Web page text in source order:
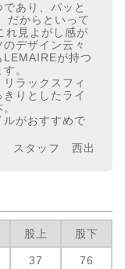
あり、パッと
だからといって
れ見よがし感が
デザイン云々
LEMAIREが持つ
。
ラックスフィ
りとしたライ
がおすすめで
スタッフ 西出
股上 股下
37 76